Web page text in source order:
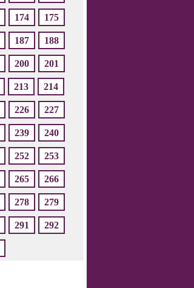
174 175
187 188
200 201
213 214
226 227
239 240
252 253
265 266
278 279
291 292